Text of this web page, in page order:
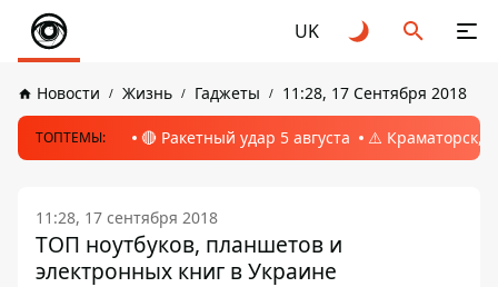
UK
Новости Жизнь Гаджеты 11:28, 17 Сентября 2018
ТОПТЕМЫ: 🔴 Ракетный удар 5 августа ⚠️ Краматорск,
11:28, 17 сентября 2018
ТОП ноутбуков, планшетов и
электронных книг в Украине